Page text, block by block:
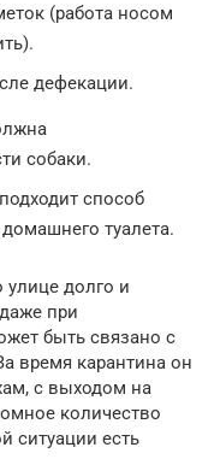
(работа носом
дефекации.
собаки.
способ
туалета.
улице долго и
при
быть связано с
время карантина он
с выходом на
количество
ситуации есть